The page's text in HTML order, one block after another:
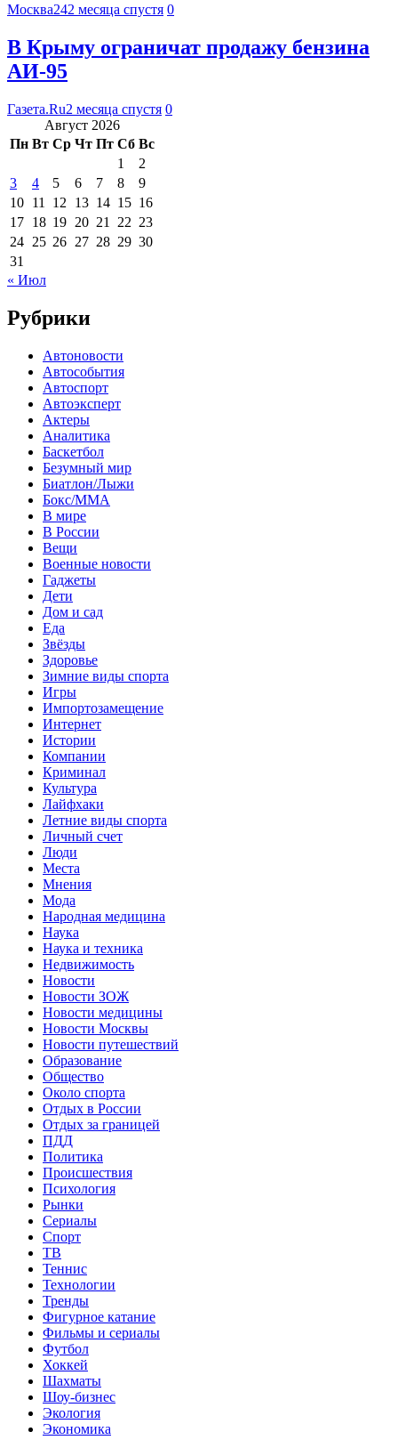
Москва242 месяца спустя 0
В Крыму ограничат продажу бензина
АИ-95
Газета.Ru2 месяца спустя 0
Август 2026
Пн Вт Ср Чт Пт Сб Вс
1
2
3
4 5 6 7 8
9
10 11 12 13 14 15 16
17 18 19 20 21 22 23
24 25 26 27 28 29 30
31
« Июл
Рубрики
Автоновости
Автособытия
Автоспорт
Автоэксперт
Актеры
Аналитика
Баскетбол
Безумный мир
Биатлон/Лыжи
Бокс/MMA
В мире
В России
Вещи
Военные новости
Гаджеты
Дети
Дом и сад
Еда
Звёзды
Здоровье
Зимние виды спорта
Игры
Импортозамещение
Интернет
Истории
Компании
Криминал
Культура
Лайфхаки
Летние виды спорта
Личный счет
Люди
Места
Мнения
Мода
Народная медицина
Наука
Наука и техника
Недвижимость
Новости
Новости ЗОЖ
Новости медицины
Новости Москвы
Новости путешествий
Образование
Общество
Около спорта
Отдых в России
Отдых за границей
ПДД
Политика
Происшествия
Психология
Рынки
Сериалы
Спорт
ТВ
Теннис
Технологии
Тренды
Фигурное катание
Фильмы и сериалы
Футбол
Хоккей
Шахматы
Шоу-бизнес
Экология
Экономика